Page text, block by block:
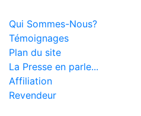
Qui Sommes-Nous?
Témoignages
Plan du site
La Presse en parle...
Affiliation
Revendeur